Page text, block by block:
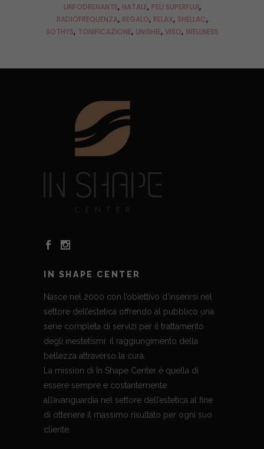
LINFODRENANTE NATALE PELI SUPERFLUI
RADIOFREQUENZA REGALO RELAX SHELLAC
SOTHYS TONIFICAZIONE UNGHIE VISO WELLNESS
IN SHAPE CENTER
Nasce nel 2000 con l’obiettivo d’inserirsi nel
settore dell’estetica offrendo al pubblico una
serie completa di servizi per il trattamento
degli inestetismi: il raggiungimento della
bellezza attraverso la cura.
La mission di In Shape Center è quella di
essere sempre e costantemente
all’avanguardia nel settore dell’estetica al fine
di ottenere il massimo risultato per ogni suo
cliente.